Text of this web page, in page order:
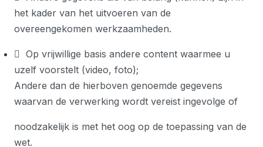
het kader van het uitvoeren van de
overeengekomen werkzaamheden.
 Op vrijwillige basis andere content waarmee u
uzelf voorstelt (video, foto);
Andere dan de hierboven genoemde gegevens
waarvan de verwerking wordt vereist ingevolge of
noodzakelijk is met het oog op de toepassing van de
wet.